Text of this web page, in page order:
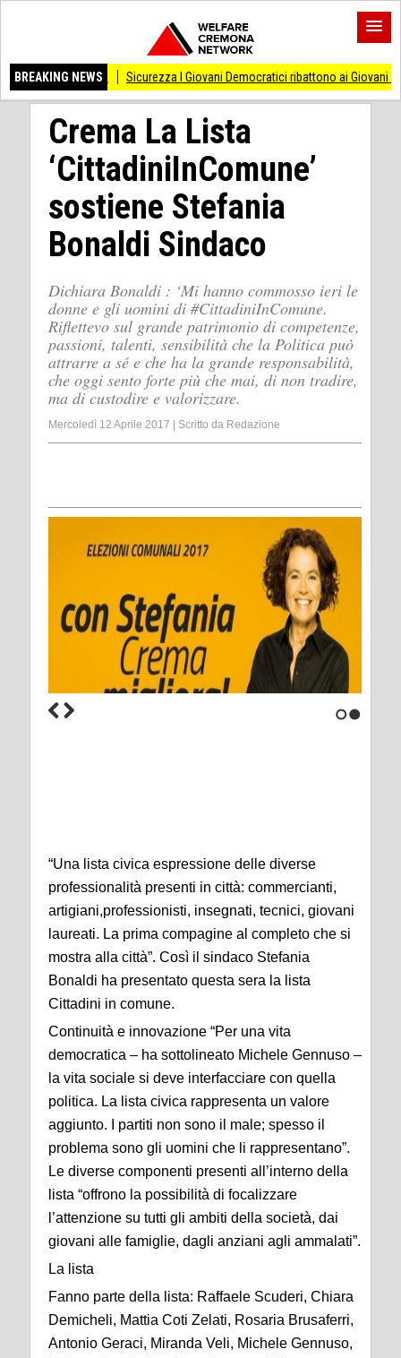
BREAKING NEWS
ultimi Sicurezza I Giovani Democratici ribattono ai Giovani di Fratellli
Crema La Lista
‘CittadiniInComune’
sostiene Stefania
Bonaldi Sindaco
Dichiara Bonaldi : ‘Mi hanno commosso ieri le
donne e gli uomini di #CittadiniInComune.
Riflettevo sul grande patrimonio di competenze,
passioni, talenti, sensibilità che la Politica può
attrarre a sé e che ha la grande responsabilità,
che oggi sento forte più che mai, di non tradire,
ma di custodire e valorizzare.
Mercoledì 12 Aprile 2017 Scritto da Redazione
“Una lista civica espressione delle diverse
professionalità presenti in città: commercianti,
artigiani,professionisti, insegnati, tecnici, giovani
laureati. La prima compagine al completo che si
mostra alla città”. Così il sindaco Stefania
Bonaldi ha presentato questa sera la lista
Cittadini in comune.
Continuità e innovazione “Per una vita
democratica – ha sottolineato Michele Gennuso –
la vita sociale si deve interfacciare con quella
politica. La lista civica rappresenta un valore
aggiunto. I partiti non sono il male; spesso il
problema sono gli uomini che li rappresentano”.
Le diverse componenti presenti all’interno della
lista “offrono la possibilità di focalizzare
l’attenzione su tutti gli ambiti della società, dai
giovani alle famiglie, dagli anziani agli ammalati”.
La lista
Fanno parte della lista: Raffaele Scuderi, Chiara
Demicheli, Mattia Coti Zelati, Rosaria Brusaferri,
Antonio Geraci, Miranda Veli, Michele Gennuso,